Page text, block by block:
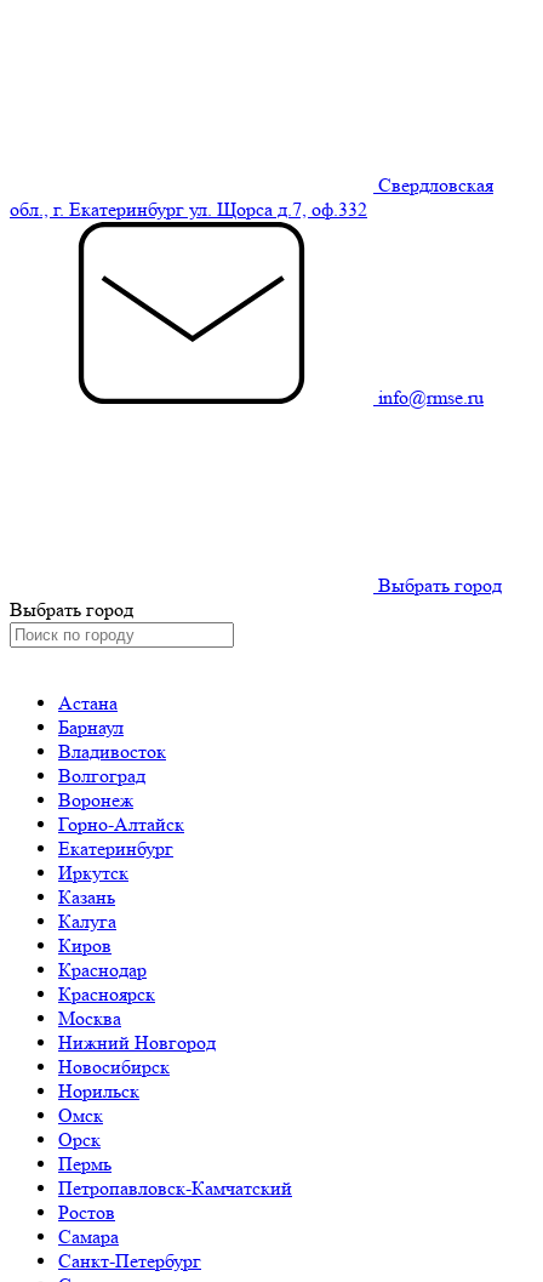
Свердловская
обл., г. Екатеринбург ул. Щорса д.7, оф.332
info@rmse.ru
Выбрать город
Выбрать город
Астана
Барнаул
Владивосток
Волгоград
Воронеж
Горно-Алтайск
Екатеринбург
Иркутск
Казань
Калуга
Киров
Краснодар
Красноярск
Москва
Нижний Новгород
Новосибирск
Норильск
Омск
Орск
Пермь
Петропавловск-Камчатский
Ростов
Самара
Санкт-Петербург